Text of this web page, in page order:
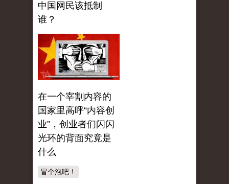
中国网民该抵制
谁？
在一个宰割内容的
国家里高呼“内容创
业”，创业者们闪闪
光环的背面究竟是
什么
冒个泡吧！